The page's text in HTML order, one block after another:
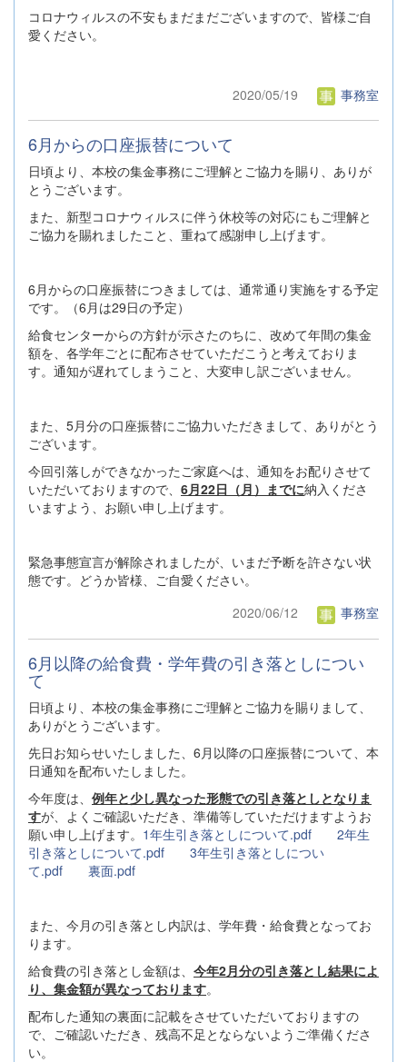
コロナウィルスの不安もまだまだございますので、皆様ご自
愛ください。
2020/05/19 事務室
6月からの口座振替について
日頃より、本校の集金事務にご理解とご協力を賜り、ありが
とうございます。
また、新型コロナウィルスに伴う休校等の対応にもご理解と
ご協力を賜れましたこと、重ねて感謝申し上げます。
6月からの口座振替につきましては、通常通り実施をする予定
です。（6月は29日の予定）
給食センターからの方針が示さたのちに、改めて年間の集金
額を、各学年ごとに配布させていただこうと考えておりま
す。通知が遅れてしまうこと、大変申し訳ございません。
また、5月分の口座振替にご協力いただきまして、ありがとう
ございます。
今回引落しができなかったご家庭へは、通知をお配りさせて
いただいておりますので、 6月22日（月）までに納入くださ
いますよう、お願い申し上げます。
緊急事態宣言が解除されましたが、いまだ予断を許さない状
態です。どうか皆様、ご自愛ください。
2020/06/12
事務室
6月以降の給食費・学年費の引き落としについ
て
日頃より、本校の集金事務にご理解とご協力を賜りまして、
ありがとうございます。
先日お知らせいたしました、6月以降の口座振替について、本
日通知を配布いたしました。
今年度は、 例年と少し異なった形態での引き落としとなりま
すが、よくご確認いただき、準備等していただけますようお
願い申し上げます。 1年生引き落としについて.pdf
2年生
引き落としについて.pdf
3年生引き落としについ
て.pdf
裏面.pdf
また、今月の引き落とし内訳は、学年費・給食費となってお
ります。
給食費の引き落とし金額は、 今年2月分の引き落とし結果によ
り、集金額が異なっております。
配布した通知の裏面に記載をさせていただいておりますの
で、ご確認いただき、残高不足とならないようご準備くださ
い。